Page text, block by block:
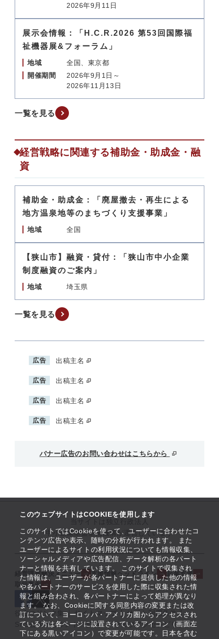
このウェブサイトはCOOKIEを使用します
このサイトではCookieを使って、ユーザーに合わせたコ
ンテンツ広告や表示、随時の分析が行われます。 また
ユーザーによるサイトの利用状況についても情報収集、
ソーシャルメディアや広告配信、データ解析の各パート
ナーと情報を共有しています。 このサイトで収集され
た情報は、ユーザーが各パートナーに提供した他の情報
や各パートナーのサービスを使用した際に収集された情
報と組み合わされ、各パートナーによって処理が異なり
ます。 なお、Cookieに関する同意内容の変更または改
訂について、ヨーロッパ・アメリカ圏からアクセスされ
ている方は各ページに設置されているアイコン（画面左
下にある黒いアイコン）で変更が可能です。日本を含む
2026年9月11日
展示会情報：「H.C.R.2026 第53回国際福
祉機器展&フォーラム」
地域
全国、東京都
開催期間
2026年9月1日～
2026年11月13日
一覧を見る
経営戦略に関連する補助金・助成金・融
資
補助金・助成金：「廃屋撤去・再生による
地方温泉地等のまちづくり支援事業」
地域 全国
【狭山市】融資・貸付：「狭山市中小企業
制度融資のご案内」
地域 埼玉県
一覧を見る
広告 出稿主名
広告 出稿主名
広告 出稿主名
広告 出稿主名
バナー広告のお問い合わせはこちらから
中小企業基盤整備機構が運営しています
経営課題解決メニュー 支援情報ヘッドライン
起業支援
取組事例
役立つリンク集 サイトマップ
サイト利用条件
SNS公式アカウント一覧
ウェブアクセシビリティ